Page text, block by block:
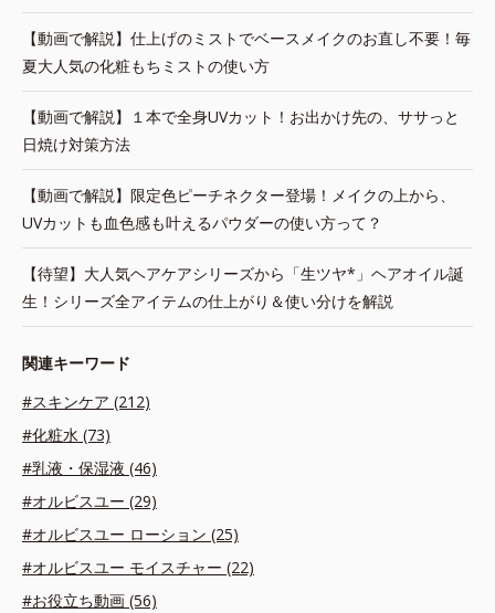
【動画で解説】仕上げのミストでベースメイクのお直し不要！毎
夏大人気の化粧もちミストの使い方
【動画で解説】１本で全身UVカット！お出かけ先の、ササっと
日焼け対策方法
【動画で解説】限定色ピーチネクター登場！メイクの上から、
UVカットも血色感も叶えるパウダーの使い方って？
【待望】大人気ヘアケアシリーズから「生ツヤ*」ヘアオイル誕
生！シリーズ全アイテムの仕上がり＆使い分けを解説
関連キーワード
#スキンケア (212)
#化粧水 (73)
#乳液・保湿液 (46)
#オルビスユー (29)
#オルビスユー ローション (25)
#オルビスユー モイスチャー (22)
#お役立ち動画 (56)